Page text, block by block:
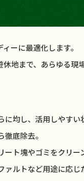
ーに最適化します。
地まで、あらゆる現
均し、活用しやすい
底除去。
ト塊やゴミをクリー
ルトなど用途に応じ